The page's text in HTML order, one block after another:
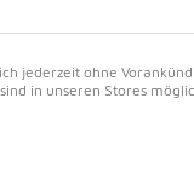
jederzeit ohne
in unseren Stores